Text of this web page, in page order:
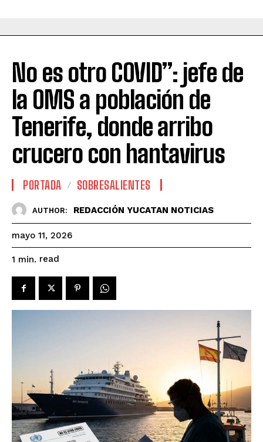
No es otro COVID”: jefe de
la OMS a población de
Tenerife, donde arribo
crucero con hantavirus
PORTADA SOBRESALIENTES
AUTHOR: REDACCIÓN YUCATAN NOTICIAS
mayo 11, 2026
1 min. read